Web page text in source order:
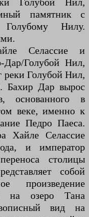
памятник с
Нилу.
Селассие и
Дар/Голубой Нил,
реки Голубой Нил,
Бахир Дар вырос
основанного в
веке, именно к
Педро Паеса.
Хайле Селассие
и император
столицы
собой
произведение
на озеро Тана
вид на